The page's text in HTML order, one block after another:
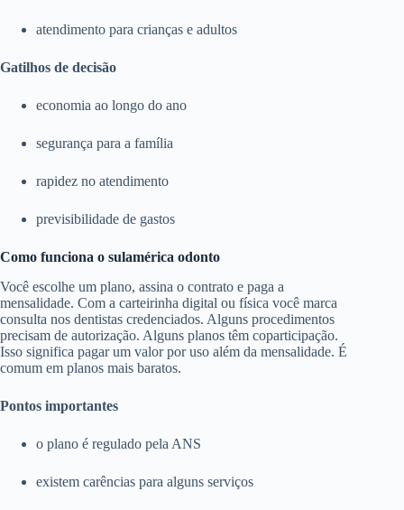
atendimento para crianças e adultos
Gatilhos de decisão
economia ao longo do ano
segurança para a família
rapidez no atendimento
previsibilidade de gastos
Como funciona o sulamérica odonto
Você escolhe um plano, assina o contrato e paga a
mensalidade. Com a carteirinha digital ou física você marca
consulta nos dentistas credenciados. Alguns procedimentos
precisam de autorização. Alguns planos têm coparticipação.
Isso significa pagar um valor por uso além da mensalidade. É
comum em planos mais baratos.
Pontos importantes
o plano é regulado pela ANS
existem carências para alguns serviços